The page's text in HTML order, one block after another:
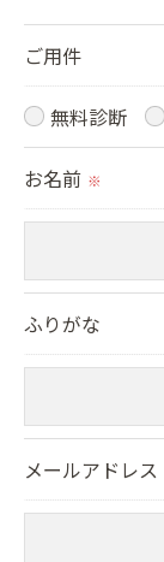
られた場合を
ません。
＜個人情報の
当社では、
これらの委
置をとり、適
当社では、
切に安全管理
ご用件
無料診断
お名前 ※
ふりがな
メールアドレス